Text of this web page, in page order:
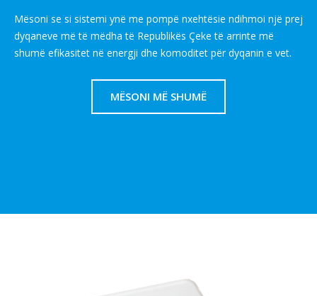
Mësoni se si sistemi ynë me pompë nxehtësie ndihmoi një prej
dyqaneve më të mëdha të Republikës Çeke të arrinte më
shumë efikasitet në energji dhe komoditet për dyqanin e vet.
MËSONI MË SHUMË